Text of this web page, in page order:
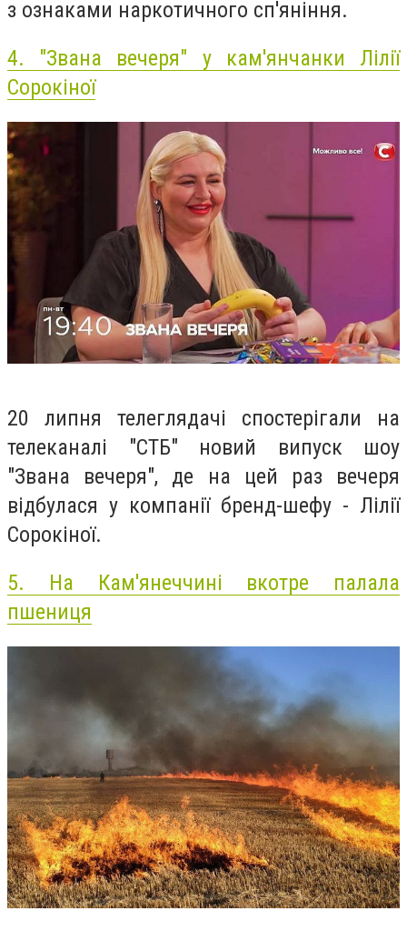
з ознаками наркотичного сп'яніння.
4. "Звана вечеря" у кам'янчанки Лілії
Сорокіної
20 липня телеглядачі спостерігали на
телеканалі "СТБ" новий випуск шоу
"Звана вечеря", де на цей раз вечеря
відбулася у компанії бренд-шефу - Лілії
Сорокіної.
5. На Кам'янеччині вкотре палала
пшениця